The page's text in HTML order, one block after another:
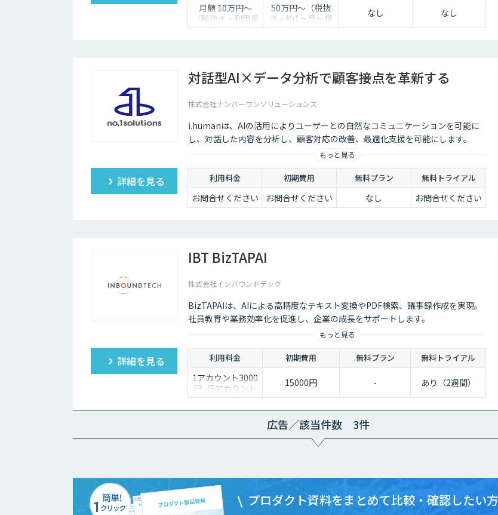
月額 10万円〜
（税抜き・利用量
に応じて見積り）
50万円〜（税抜
き・約1ヶ月〜構
築）
なし なし
対話型AI×データ分析で顧客接点を革新する
株式会社ナンバーワンソリューションズ
i.humanは、AIの活用によりユーザーとの自然なコミュニケーションを可能に
し、対話した内容を分析し、顧客対応の改善、最適化支援を可能にします。
もっと見る
詳細を見る 利用料金 初期費用 無料プラン 無料トライアル
お問合せください お問合せください なし お問合せください
IBT BizTAPAI
株式会社インバウンドテック
BizTAPAIは、AIによる高精度なテキスト変換やPDF検索、議事録作成を実現。
社員教育や業務効率化を促進し、企業の成長をサポートします。
もっと見る
詳細を見る 利用料金 初期費用 無料プラン 無料トライアル
1アカウント3000
円（5アカウント
より）
15000円 - あり（2週間）
広告／該当件数 3件
プロダクト資料をまとめて比較・確認したい